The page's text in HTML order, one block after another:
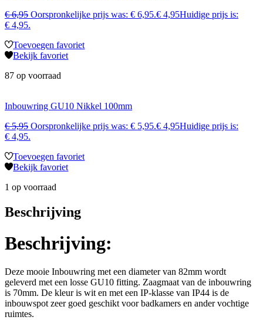
€6,95 Oorspronkelijke prijs was: € 6,95.€ 4,95Huidige prijs is:
€ 4,95.
Toevoegen favoriet
Bekijk favoriet
87 op voorraad
Inbouwring GU10 Nikkel 100mm
€5,95 Oorspronkelijke prijs was: € 5,95.€ 4,95Huidige prijs is:
€ 4,95.
Toevoegen favoriet
Bekijk favoriet
1 op voorraad
Beschrijving
Beschrijving:
Deze mooie Inbouwring met een diameter van 82mm wordt
geleverd met een losse GU10 fitting. Zaagmaat van de inbouwring
is 70mm. De kleur is wit en met een IP-klasse van IP44 is de
inbouwspot zeer goed geschikt voor badkamers en ander vochtige
ruimtes.